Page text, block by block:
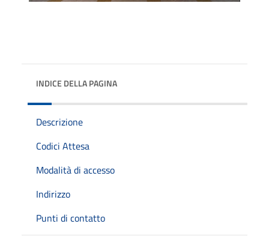
INDICE DELLA PAGINA
Descrizione
Codici Attesa
Modalità di accesso
Indirizzo
Punti di contatto